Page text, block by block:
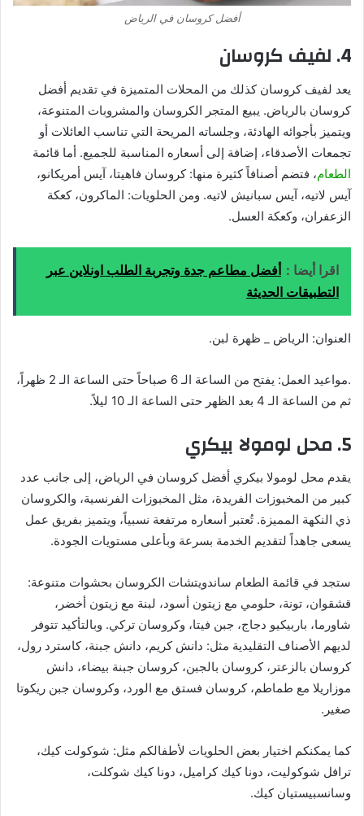
أفضل كروسان في الرياض
4. لفيف كروسان
يعد لفيف كروسان كذلك من المحلات المتميزة في تقديم أفضل
كروسان بالرياض. يبيع المتجر الكروسان والمشروبات المتنوعة،
ويتميز بأجوائه الهادئة، وجلساته المريحة التي تناسب العائلات أو
تجمعات الأصدقاء، إضافة إلى أسعاره المناسبة للجميع. أما قائمة
الطعام، فتضم أصنافاً كثيرة منها: كروسان فاهيتا، آيس أمريكانو،
آيس لاتيه، آيس سبانيش لاتيه. ومن الحلويات: الماكرون، كعكة
الزعفران، وكعكة العسل.
اقرا أيضا : أفضل مطاعم جدة وتجربة الطلب اونلاين عبر
التطبيقات الحديثة
العنوان: الرياض _ ظهرة لبن.
.مواعيد العمل: يفتح من الساعة الـ 6 صباحاً حتى الساعة الـ 2 ظهراً،
ثم من الساعة الـ 4 بعد الظهر حتى الساعة الـ 10 ليلاً.
5. محل لومولا بيكري
يقدم محل لومولا بيكري أفضل كروسان في الرياض، إلى جانب عدد
كبير من المخبوزات الفريدة، مثل المخبوزات الفرنسية، والكروسان
ذي النكهة المميزة. تُعتبر أسعاره مرتفعة نسبياً، ويتميز بفريق عمل
يسعى جاهداً لتقديم الخدمة بسرعة وبأعلى مستويات الجودة.
ستجد في قائمة الطعام ساندويتشات الكروسان بحشوات متنوعة:
قشقوان، تونة، حلومي مع زيتون أسود، لبنة مع زيتون أخضر،
شاورما، باربيكيو دجاج، جبن فيتا، وكروسان تركي. وبالتأكيد تتوفر
لديهم الأصناف التقليدية مثل: دانش كريم، دانش جبنة، كاسترد رول،
كروسان بالزعتر، كروسان بالجبن، كروسان جبنة بيضاء، دانش
موزاريلا مع طماطم، كروسان فستق مع الورد، وكروسان جبن ريكوتا
صغير.
كما يمكنكم اختيار بعض الحلويات لأطفالكم مثل: شوكولت كيك،
ترافل شوكوليت، دونا كيك كراميل، دونا كيك شوكلت،
وسانسبيستيان كيك.